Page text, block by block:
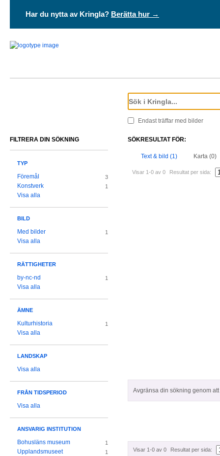
Har du nytta av Kringla? Berätta hur →
Endast träffar med bilder
SÖKRESULTAT FÖR:
Text & bild (1) Karta (0)
Visar 1-0 av 0 Resultat per sida:
Avgränsa din sökning genom
Visar 1-0 av 0 Resultat per sida:
FILTRERA DIN SÖKNING
TYP
Föremål 3
Konstverk 1
Visa alla
BILD
Med bilder 1
Visa alla
RÄTTIGHETER
by-nc-nd 1
Visa alla
ÄMNE
Kulturhistoria 1
Visa alla
LANDSKAP
Visa alla
FRÅN TIDSPERIOD
Visa alla
ANSVARIG INSTITUTION
Bohusläns museum 1
Upplandsmuseet 1